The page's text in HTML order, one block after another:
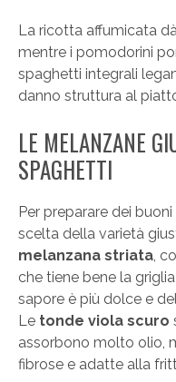
La ricotta affumicata
mentre i pomodorini
spaghetti integrali
danno struttura al
LE MELANZANE
SPAGHETTI
Per preparare dei buoni
scelta della varietà
melanzana striata,
che tiene bene la
sapore è più dolce e
Le tonde viola scuro
assorbono molto olio,
fibrose e adatte alla